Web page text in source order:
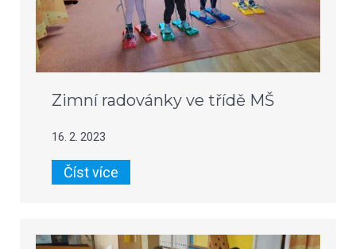
Zimní radovánky ve třídě MŠ
16. 2. 2023
Číst více